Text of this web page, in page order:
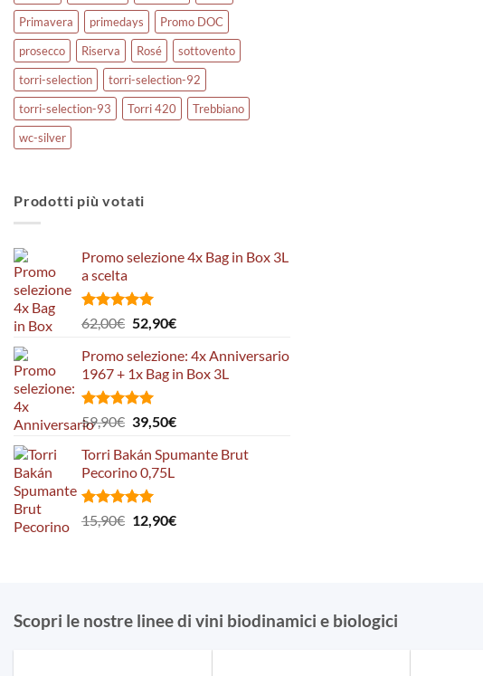
Primavera
primedays
Promo DOC
prosecco
Riserva Rosé
sottovento
torri-selection
torri-selection-92
torri-selection-93
Torri 420
Trebbiano
wc-silver
Prodotti più votati
Promo selezione 4x Bag in Box 3L
a scelta
Valutato
5.00
62,00€ Il
originale
era:
62,00€.
52,90€Il
attuale
è:
Promo selezione: 4x Anniversario
1967 + 1x Bag in Box 3L
Valutato
5.00
59,90€ Il
originale
era:
59,90€.
39,50€Il
attuale
Torri Bakán Spumante Brut
Pecorino 0,75L
Valutato
5.00
15,90€ Il
12,90€Il
Scopri le nostre linee di vini biodinamici e biologici